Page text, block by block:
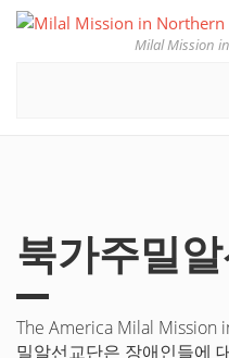
Milal Mission
북가주밀
The America Milal Mission
밀알선교단은 장애인들에